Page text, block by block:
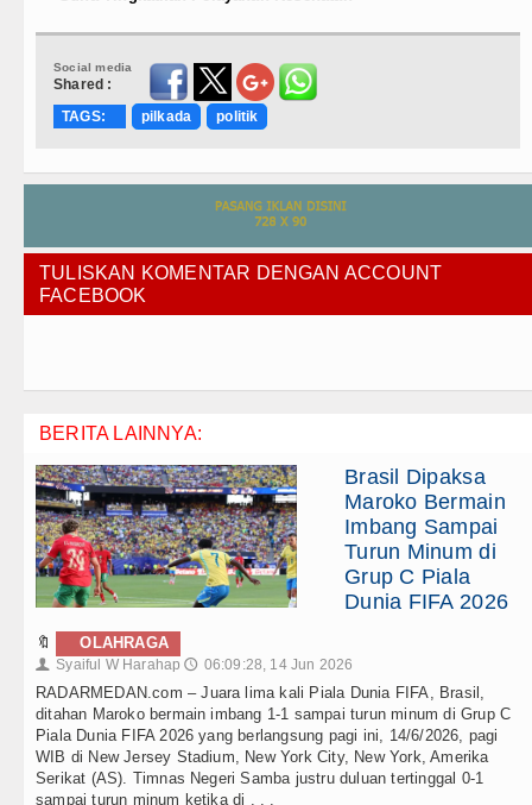
Social media
Shared :
TAGS:
pilkada politik
TULISKAN KOMENTAR DENGAN ACCOUNT
FACEBOOK
BERITA LAINNYA:
Brasil Dipaksa
Maroko Bermain
Imbang Sampai
Turun Minum di
Grup C Piala
Dunia FIFA 2026
🔖 OLAHRAGA
👤 Syaiful W Harahap 🕔 06:09:28, 14 Jun 2026
RADARMEDAN.com – Juara lima kali Piala Dunia FIFA, Brasil,
ditahan Maroko bermain imbang 1-1 sampai turun minum di Grup C
Piala Dunia FIFA 2026 yang berlangsung pagi ini, 14/6/2026, pagi
WIB di New Jersey Stadium, New York City, New York, Amerika
Serikat (AS). Timnas Negeri Samba justru duluan tertinggal 0-1
sampai turun minum ketika di . . .